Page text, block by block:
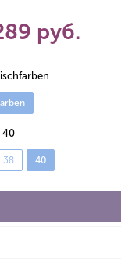
руб.
40
38 40